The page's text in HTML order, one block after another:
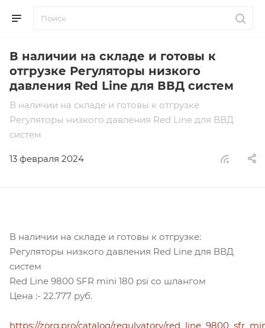
В наличии на складе и готовы к
отгрузке Регуляторы низкого
давления Red Line для ВВД систем
В наличии на складе и готовы к отгрузке
Регуляторы низкого давления Red Line для ВВД
систем
13 февраля 2024
В наличии на складе и готовы к отгрузке:
Регуляторы низкого давления Red Line для ВВД
систем
Red Line 9800 SFR mini 180 psi со шлангом
Цена :- 22.777 руб.
https://zorg.pro/catalog/regulyatory/